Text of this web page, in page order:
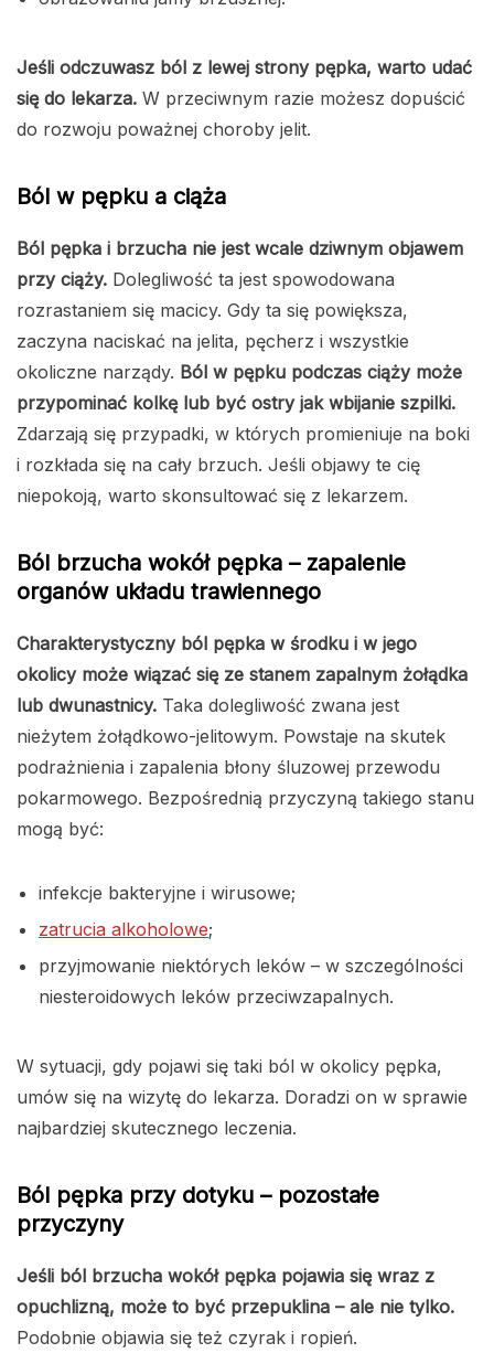
Jeśli odczuwasz ból z lewej strony pępka, warto udać
się do lekarza. W przeciwnym razie możesz dopuścić
do rozwoju poważnej choroby jelit.
Ból w pępku a ciąża
Ból pępka i brzucha nie jest wcale dziwnym objawem
przy ciąży. Dolegliwość ta jest spowodowana
rozrastaniem się macicy. Gdy ta się powiększa,
zaczyna naciskać na jelita, pęcherz i wszystkie
okoliczne narządy. Ból w pępku podczas ciąży może
przypominać kolkę lub być ostry jak wbijanie szpilki.
Zdarzają się przypadki, w których promieniuje na boki
i rozkłada się na cały brzuch. Jeśli objawy te cię
niepokoją, warto skonsultować się z lekarzem.
Ból brzucha wokół pępka – zapalenie
organów układu trawiennego
Charakterystyczny ból pępka w środku i w jego
okolicy może wiązać się ze stanem zapalnym żołądka
lub dwunastnicy. Taka dolegliwość zwana jest
nieżytem żołądkowo-jelitowym. Powstaje na skutek
podrażnienia i zapalenia błony śluzowej przewodu
pokarmowego. Bezpośrednią przyczyną takiego stanu
mogą być:
infekcje bakteryjne i wirusowe;
zatrucia alkoholowe;
przyjmowanie niektórych leków – w szczególności
niesteroidowych leków przeciwzapalnych.
W sytuacji, gdy pojawi się taki ból w okolicy pępka,
umów się na wizytę do lekarza. Doradzi on w sprawie
najbardziej skutecznego leczenia.
Ból pępka przy dotyku – pozostałe
przyczyny
Jeśli ból brzucha wokół pępka pojawia się wraz z
opuchlizną, może to być przepuklina – ale nie tylko.
Podobnie objawia się też czyrak i ropień.